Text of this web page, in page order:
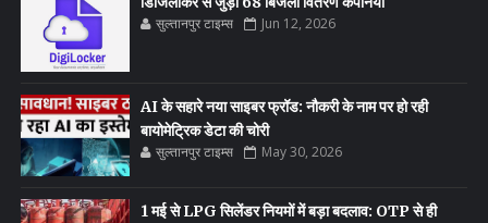
सुल्तानपुर टाइम्स Jun 12, 2026
AI के सहारे नया साइबर फ्रॉड: नौकरी के नाम पर हो रही
बायोमेट्रिक डेटा की चोरी
सुल्तानपुर टाइम्स May 30, 2026
1 मई से LPG सिलेंडर नियमों में बड़ा बदलाव: OTP से ही